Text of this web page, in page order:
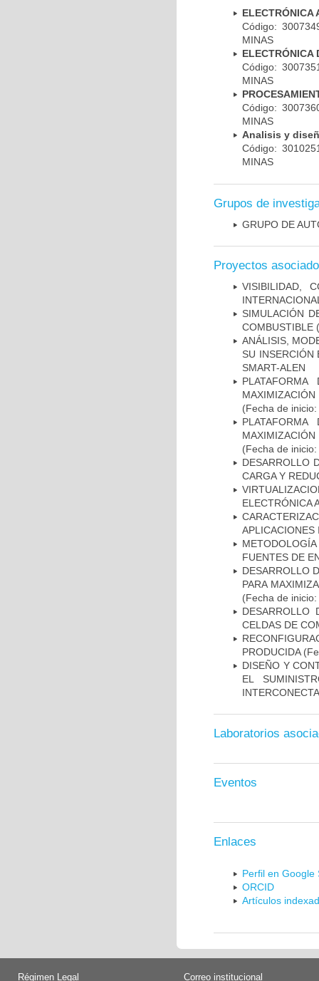
ELECTRÓNICA
Código:
MINAS
ELECTRÓNICA
Código:
MINAS
Código:
MINAS
Analisis y
Código:
MINAS
Grupos de
GRUPO DE
Proyectos
VISIBILIDAD,
SIMULACIÓN
COMBUSTIBLE
ANÁLISIS,
SU INSERCIÓN
SMART-ALEN
(Fecha de
(Fecha de
DESARROLLO
CARGA Y
ELECTRÓNICA
FUENTES DE
DESARROLLO
PARA
(Fecha de
DESARROLLO
CELDAS DE
PRODUCIDA
DISEÑO Y
EL
Laboratorios
Eventos
Enlaces
Perfil en Google
ORCID
Artículos
Régimen Legal Correo institucional